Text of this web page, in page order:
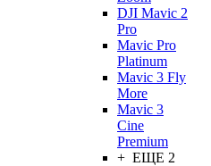
DJI Mavic 2
Pro
Mavic Pro
Platinum
Mavic 3 Fly
More
Mavic 3
Cine
Premium
+ ЕЩЕ 2